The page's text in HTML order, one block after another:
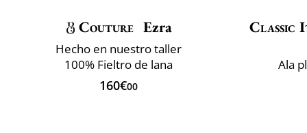
Couture Ezra
Hecho en nuestro taller
100% Fieltro de lana
160€00
Classic
Ala